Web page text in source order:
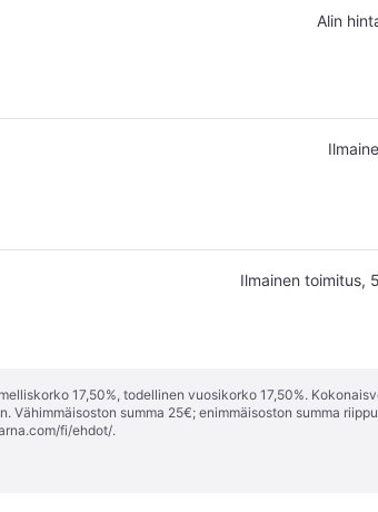
Alin
Ilmainen toimitus,
17,50%, todellinen vuosikorko 17,50%.
summa 25€; enimmäisoston summa
fi/ehdot/.